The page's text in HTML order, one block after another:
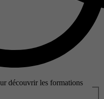
découvrir les formations